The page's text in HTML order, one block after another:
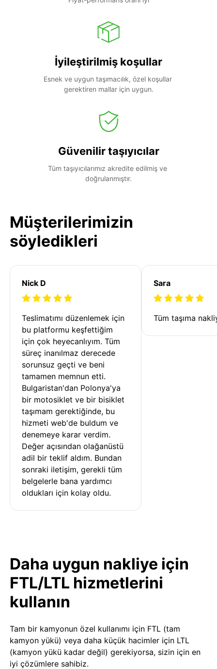
İyileştirilmiş koşullar
Esnek ve uygun taşımacılık, özel koşullar
gerektiren mallar için uygun.
Güvenilir taşıyıcılar
Tüm taşıyıcılarımız akredite edilmiş ve
doğrulanmıştır.
Müşterilerimizin
söyledikleri
Nick D
Teslimatımı düzenlemek için
bu platformu keşfettiğim
için çok heyecanlıyım. Tüm
süreç inanılmaz derecede
sorunsuz geçti ve beni
tamamen memnun etti.
Bulgaristan'dan Polonya'ya
bir motosiklet ve bir bisiklet
taşımam gerektiğinde, bu
hizmeti web'de buldum ve
denemeye karar verdim.
Değer açısından olağanüstü
adil bir teklif aldım. Bundan
sonraki iletişim, gerekli tüm
belgelerle bana yardımcı
oldukları için kolay oldu.
Sara
Tüm taşıma
Daha uygun nakliye için
FTL/LTL hizmetlerini
kullanın
Tam bir kamyonun özel kullanımı için FTL (tam
kamyon yükü) veya daha küçük hacimler için LTL
(kamyon yükü kadar değil) gerekiyorsa, sizin için en
iyi çözümlere sahibiz.